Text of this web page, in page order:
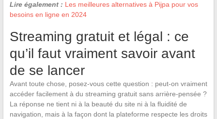
Lire également : Les meilleures alternatives à Pijpa pour vos
besoins en ligne en 2024
Streaming gratuit et légal : ce
qu’il faut vraiment savoir avant
de se lancer
Avant toute chose, posez-vous cette question : peut-on vraiment
accéder facilement à du streaming gratuit sans arrière-pensée ?
La réponse ne tient ni à la beauté du site ni à la fluidité de
navigation, mais à la façon dont la plateforme respecte les droits